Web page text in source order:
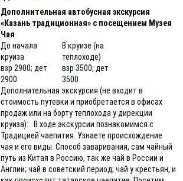
Дополнительная автобусная экскурсия
«Казань традиционная» с посещением Музея
Чая
До начала
круиза
взр 2900; дет
2900
В круизе (на
теплоходе)
взр 3500; дет
3500
Дополнительная экскурсия (не входит в
стоимость путевки и приобретается в офисах
продаж или на борту теплохода у дирекции
круиза): В ходе экскурсии познакомимся с
Традицией чаепития. Узнаете происхождение
чая и его виды. Способ заваривания, сам чайный
путь из Китая в Россию, так же чай в России и
Англии; чай в советский период; чай у крестьян, и